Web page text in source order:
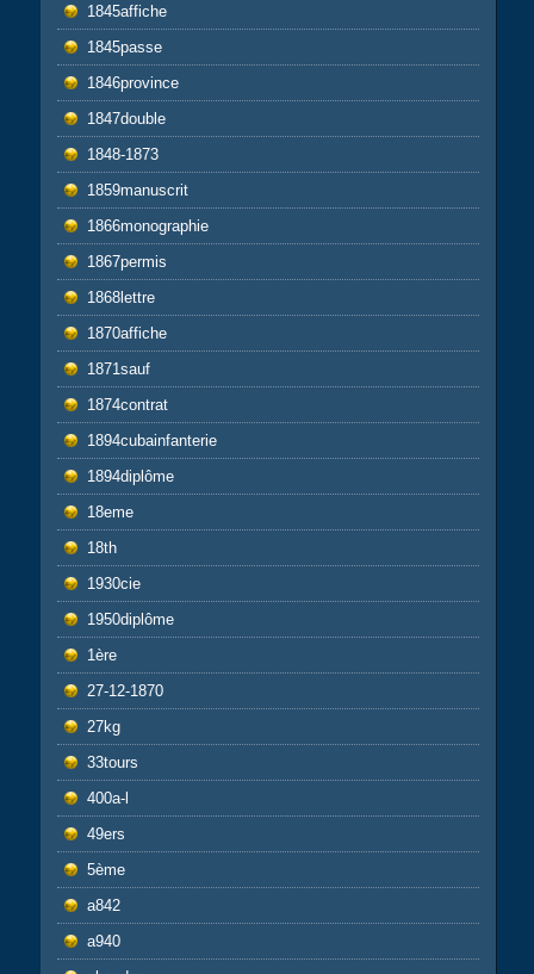
1845affiche
1845passe
1846province
1847double
1848-1873
1859manuscrit
1866monographie
1867permis
1868lettre
1870affiche
1871sauf
1874contrat
1894cubainfanterie
1894diplôme
18eme
18th
1930cie
1950diplôme
1ère
27-12-1870
27kg
33tours
400a-l
49ers
5ème
a842
a940